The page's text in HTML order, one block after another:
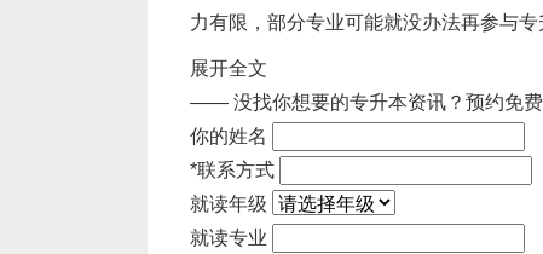
力有限，部分专业可能就没办法再参与专
3.确保升本录取率
联合培养的实行，很多本科院校都
4.政策倾斜优势
20年开始就已经有省份开启了联合
展开全文
—— 没找你想要的专升本资讯？ 预约免
你的姓名
*联系方式
就读年级
就读专业